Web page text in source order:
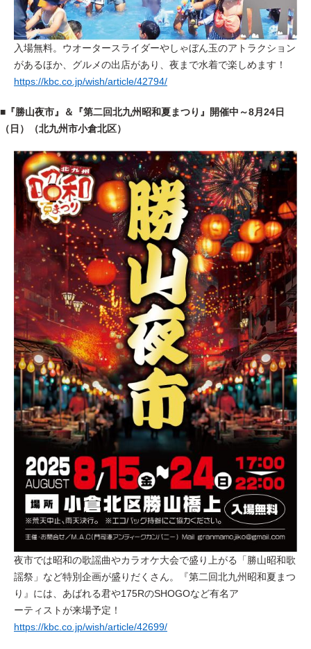
入場無料。 ウオータースライダーやしゃぼん玉のアトラクション
があるほか、グルメの出店があり、夜まで水着で楽しめます！
https://kbc.co.jp/wish/article/42794/
■ 『勝山夜市』＆『第二回北九州昭和夏まつり 』開催中～8月24日
（日）（北九州市小倉北区）
夜市では昭和の歌謡曲やカラオケ大会で盛り上がる「勝山昭和歌
謡祭」など特別企画が盛りだくさん。『第二回北九州昭和夏まつ
り 』には、 あばれる君や175RのSHOGOなど有名ア
ーティストが来場予定！
https://kbc.co.jp/wish/article/42699/